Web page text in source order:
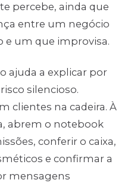
percebe, ainda que
entre um negócio
um que improvisa.
ajuda a explicar por
silencioso.
clientes na cadeira. À
abrem o notebook
conferir o caixa,
e confirmar a
mensagens